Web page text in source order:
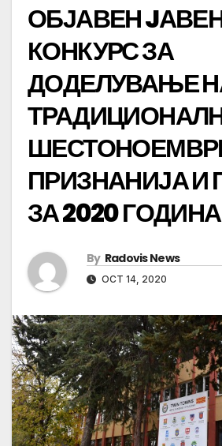
ОБЈАВЕН
КОНКУРС ЗА
ДОДЕЛУВАЊЕ
ПРИЗНАНИЈА И
ЗА 2020 ГОДИНА
By Radovis News
OCT 14, 2020